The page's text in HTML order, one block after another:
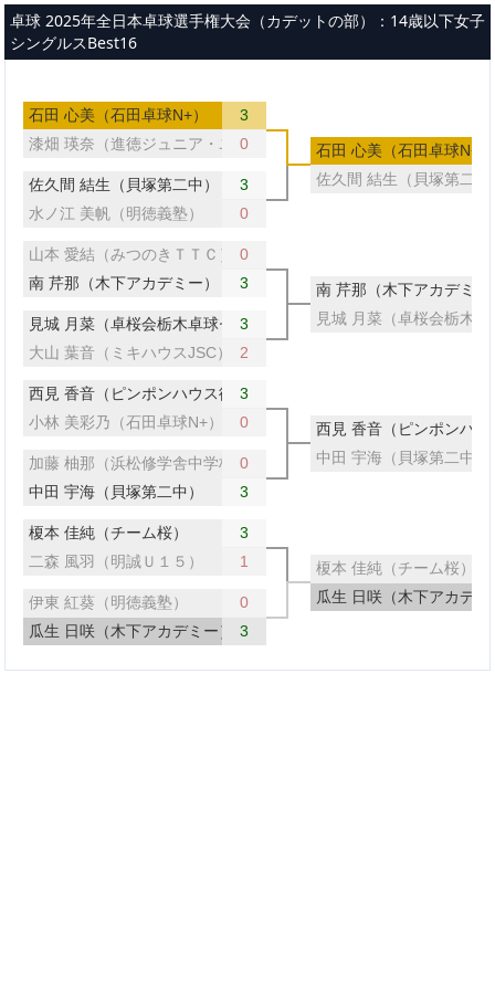
メインコンテンツへスキップ
卓球 2025年全日本卓球選手権大会（カデットの部）：14歳以下女子
シングルスBest16
石田 心美（石田卓球N+）
3
漆畑 瑛奈（進徳ジュニア・ユース）
0
佐久間 結生（貝塚第二中）
3
水ノ江 美帆（明徳義塾）
0
山本 愛結（みつのきＴＴＣ）
0
南 芹那（木下アカデミー）
3
見城 月菜（卓桜会栃木卓球センター）
3
大山 葉音（ミキハウスJSC）
2
西見 香音（ピンポンハウス徳山）
3
小林 美彩乃（石田卓球N+）
0
加藤 柚那（浜松修学舎中学校）
0
中田 宇海（貝塚第二中）
3
榎本 佳純（チーム桜）
3
二森 風羽（明誠Ｕ１５）
1
伊東 紅葵（明徳義塾）
0
瓜生 日咲（木下アカデミー）
3
石田 心美（石田卓球N+）
佐久間 結生（貝塚第二中
南 芹那（木下アカデミー
見城 月菜（卓桜会栃木
西見 香音（ピンポンハウ
中田 宇海（貝塚第二中）
榎本 佳純（チーム桜）
瓜生 日咲（木下アカデミ